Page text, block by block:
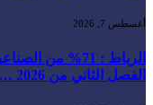
أغسطس 7, 2026
الرباط : 71% من
الفصل الثاني من 2026 …